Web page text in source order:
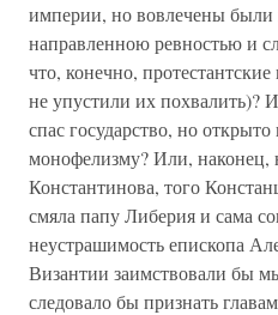
империи, но вовлечены были
направленною ревностью и
что, конечно,
не упустили их похвалить)?
спас государство, но
монофелизму? Или, наконец,
Константинова, того
смяла папу Либерия и сама
неустрашимость епископа
Византии заимствовали бы
следовало бы признать